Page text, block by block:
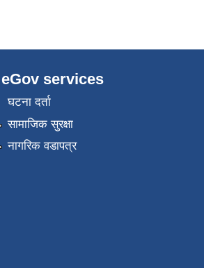
eGov services
घटना दर्ता
सामाजिक सुरक्षा
नागरिक वडापत्र